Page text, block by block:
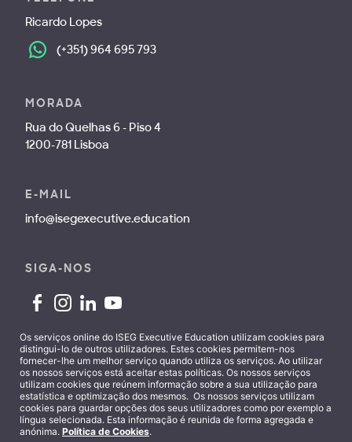
Ricardo Lopes
(+351) 964 695 793
MORADA
Rua do Quelhas 6 - Piso 4
1200-781 Lisboa
E-MAIL
info@isegexecutive.education
SIGA-NOS
Contactos
Os serviços online do ISEG Executive Education utilizam cookies para
distingui-lo de outros utilizadores. Estes cookies permitem-nos
fornecer-lhe um melhor serviço quando utiliza os serviços. Ao utilizar
os nossos serviços está aceitar estas políticas. Os nossos serviços
utilizam cookies que reúnem informação sobre a sua utilização para
estatística e optimização dos mesmos. Os nossos serviços utilizam
cookies para guardar opções dos seus utilizadores como por exemplo a
língua selecionada. Esta informação é reunida de forma agregada e
anónima. Política de Cookies.